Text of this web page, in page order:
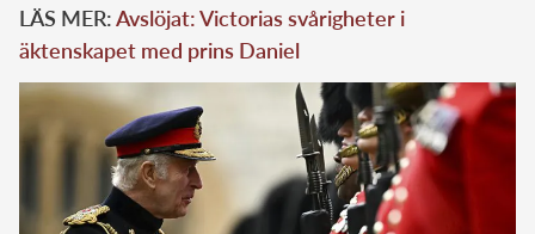
LÄS MER:Avslöjat: Victorias svårigheter i
äktenskapet med prins Daniel